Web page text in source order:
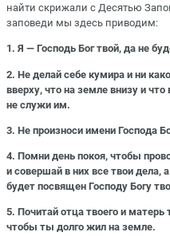
найти скрижали с Десятью
заповеди мы здесь приводим:
1. Я — Господь Бог твой, да не
2. Не делай себе кумира и ни
вверху, что на земле внизу и
не служи им.
3. Не произноси имени Господа
4. Помни день покоя, чтобы
и совершай в них все твои дела,
будет посвящен Господу Богу
5. Почитай отца твоего и
чтобы ты долго жил на земле.